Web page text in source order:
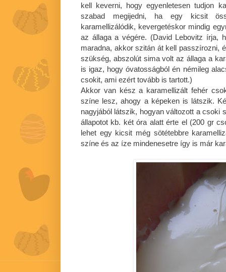
kell keverni, hogy egyenletesen tudjon
szabad megijedni, ha egy kicsit
karamellizálódik, kevergetéskor mindig
az állaga a végére. (David Lebovitz írja,
maradna, akkor szitán át kell passzírozni,
szükség, abszolút sima volt az állaga a
is igaz, hogy óvatosságból én némileg
csokit, ami ezért tovább is tartott.)
Akkor van kész a karamellizált fehér
színe lesz, ahogy a képeken is látszik.
nagyjából látszik, hogyan változott a csoki
állapotot kb. két óra alatt érte el (200 gr
lehet egy kicsit még sötétebbre
színe és az íze mindenesetre így is már